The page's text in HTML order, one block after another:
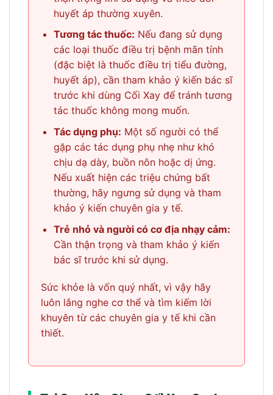
huyết áp thường xuyên.
Tương tác thuốc: Nếu đang sử dụng
các loại thuốc điều trị bệnh mãn tính
(đặc biệt là thuốc điều trị tiểu đường,
huyết áp), cần tham khảo ý kiến bác sĩ
trước khi dùng Cối Xay để tránh tương
tác thuốc không mong muốn.
Tác dụng phụ: Một số người có thể
gặp các tác dụng phụ nhẹ như khó
chịu dạ dày, buồn nôn hoặc dị ứng.
Nếu xuất hiện các triệu chứng bất
thường, hãy ngưng sử dụng và tham
khảo ý kiến chuyên gia y tế.
Trẻ nhỏ và người có cơ địa nhạy cảm:
Cần thận trọng và tham khảo ý kiến
bác sĩ trước khi sử dụng.
Sức khỏe là vốn quý nhất, vì vậy hãy
luôn lắng nghe cơ thể và tìm kiếm lời
khuyên từ các chuyên gia y tế khi cần
thiết.